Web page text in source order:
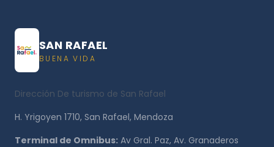
SAN RAFAEL
BUENA VIDA
Dirección De turismo de San Rafael
H. Yrigoyen 1710, San Rafael, Mendoza
Terminal de Omnibus: Av Gral. Paz, Av. Granaderos